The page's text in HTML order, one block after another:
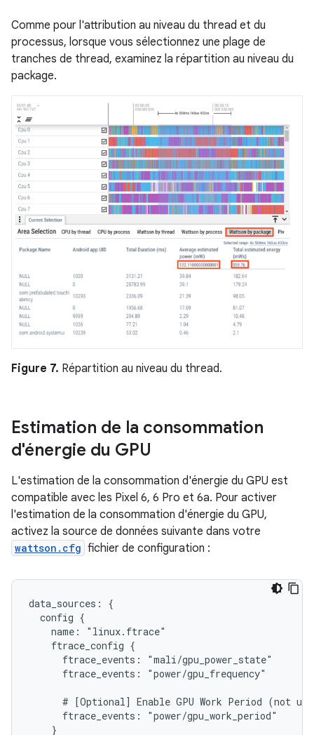
Comme pour l'attribution au niveau du thread et du
processus, lorsque vous sélectionnez une plage de
tranches de thread, examinez la répartition au niveau du
package.
Figure 7. Répartition au niveau du thread.
Estimation de la consommation
d'énergie du GPU
L'estimation de la consommation d'énergie du GPU est
compatible avec les Pixel 6, 6 Pro et 6a. Pour activer
l'estimation de la consommation d'énergie du GPU,
activez la source de données suivante dans votre
wattson.cfg fichier de configuration :
data_sources: {
  config {
    name: "linux.ftrace"
    ftrace_config {
      ftrace_events: "mali/gpu_power_state"
      ftrace_events: "power/gpu_frequency"
# [Optional] Enable GPU Work Period (not
      ftrace_events: "power/gpu_work_period"
    }